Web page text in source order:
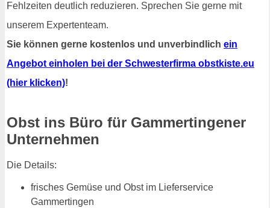
Fehlzeiten deutlich reduzieren. Sprechen Sie gerne mit
unserem Expertenteam.
Sie können gerne kostenlos und unverbindlich ein
Angebot einholen bei der Schwesterfirma obstkiste.eu
(hier klicken)!
Obst ins Büro für Gammertingener
Unternehmen
Die Details:
frisches Gemüse und Obst im Lieferservice
Gammertingen